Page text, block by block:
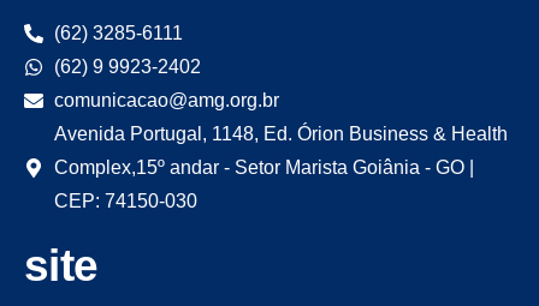
(62) 3285-6111
(62) 9 9923-2402
comunicacao@amg.org.br
Avenida Portugal, 1148, Ed. Órion Business & Health
Complex,15º andar - Setor Marista Goiânia - GO |
CEP: 74150-030
site